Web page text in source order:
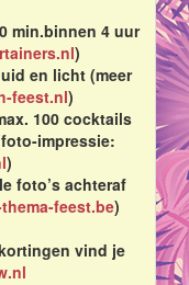
min.binnen 4 uur
)
en licht (meer
feest.nl)
100 cocktails
impressie:
)
foto’s achteraf
feest.be)
vind je